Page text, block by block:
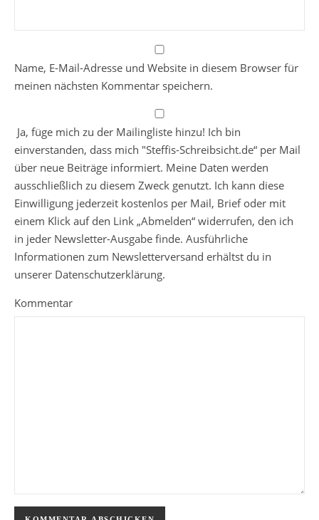
Name, E-Mail-Adresse und Website in diesem Browser für
meinen nächsten Kommentar speichern.
Ja, füge mich zu der Mailingliste hinzu! Ich bin
einverstanden, dass mich "Steffis-Schreibsicht.de“ per Mail
über neue Beiträge informiert. Meine Daten werden
ausschließlich zu diesem Zweck genutzt. Ich kann diese
Einwilligung jederzeit kostenlos per Mail, Brief oder mit
einem Klick auf den Link „Abmelden“ widerrufen, den ich
in jeder Newsletter-Ausgabe finde. Ausführliche
Informationen zum Newsletterversand erhältst du in
unserer Datenschutzerklärung.
Kommentar